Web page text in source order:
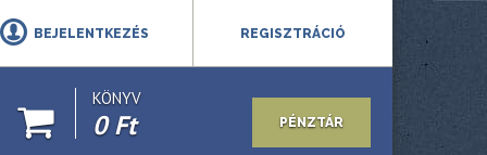
BEJELENTKEZÉS REGISZTRÁCIÓ
KÖNYV
0 Ft PÉNZTÁR